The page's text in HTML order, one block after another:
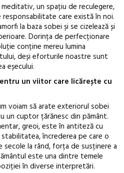
un spațiu de reculegere,
responsabilitate care există în noi.
la baza sobei și se cizelează și
Dorința de perfecționare
conține mereu lumina
deși eforturile noastre sunt
eșecului.
un viitor care licărește cu
voiam să arate exteriorul sobei
un cuptor țărănesc din pământ.
greoi, este în antiteză cu
încrederea pe care o
la rând, forța de susținere a
este una dintre temele
în diverse interpretări.